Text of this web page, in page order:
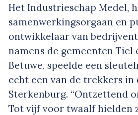
Het Industrieschap Medel,
samenwerkingsorgaan en
ontwikkelaar van
namens de gemeenten Tiel
Betuwe, speelde een
echt een van de trekkers in
Sterkenburg. “Ontzettend
Tot vijf voor twaalf hielden